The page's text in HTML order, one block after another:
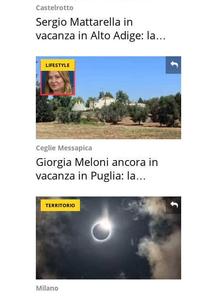
Castelrotto
Sergio Mattarella in
vacanza in Alto Adige: la
LIFESTYLE
Ceglie Messapica
Giorgia Meloni ancora in
vacanza in Puglia: la
TERRITORIO
Milano